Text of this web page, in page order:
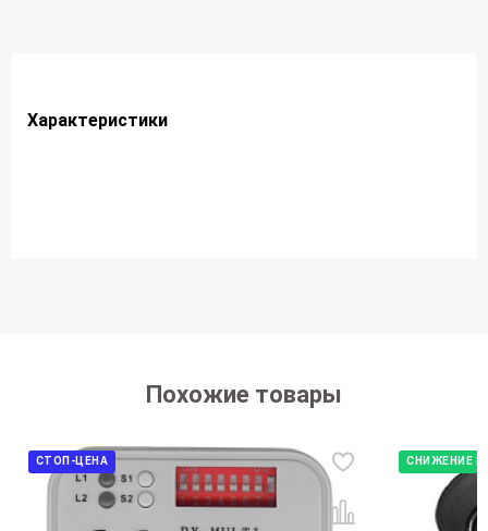
Характеристики
Похожие товары
СТОП-ЦЕНА СНИЖЕНИЕ